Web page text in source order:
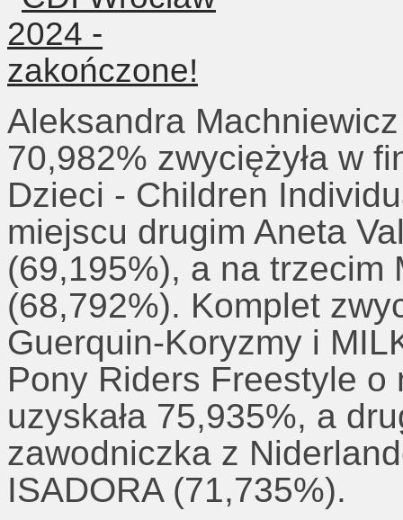
Aleksandra
70,982% zwyciężyła w
Dzieci - Children
miejscu drugim Aneta
(69,195%), a na trzecim
(68,792%). Komplet
Guerquin-Koryzmy i
Pony Riders Freestyle o
uzyskała 75,935%, a
zawodniczka z
ISADORA (71,735%).